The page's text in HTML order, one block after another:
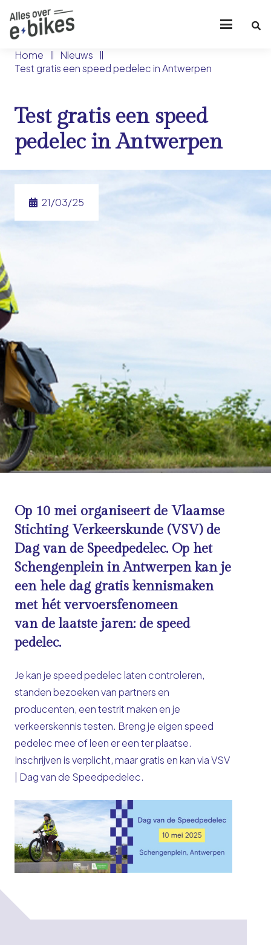
Home
Nieuws
Test gratis een speed pedelec in Antwerpen
Test gratis een speed
pedelec in Antwerpen
21/03/25
Op 10 mei organiseert de Vlaamse
Stichting Verkeerskunde (VSV) de
Dag van de Speedpedelec. Op het
Schengenplein in Antwerpen kan je
een hele dag gratis kennismaken
methét vervoersfenomeen
van de laatste jaren: de speed
pedelec.
Je kan je speed pedelec laten controleren,
standen bezoeken van partners en
producenten, een testrit maken en je
verkeerskennis testen. Breng je eigen speed
pedelec mee of leen er een ter plaatse.
Inschrijven is verplicht, maar gratis en kan viaVSV
| Dag van de Speedpedelec.